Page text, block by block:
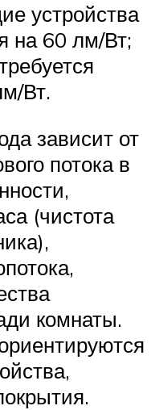
устройства
на 60 лм/Вт;
Вт.
зависит от
потока в
(чистота
комнаты.